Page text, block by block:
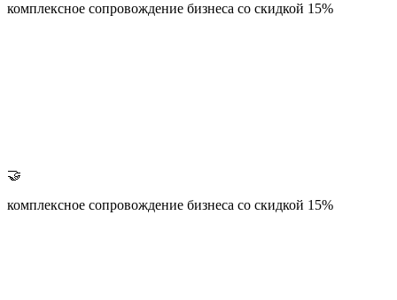
комплексное сопровождение бизнеса со скидкой 15%
🤝
комплексное сопровождение бизнеса со скидкой 15%